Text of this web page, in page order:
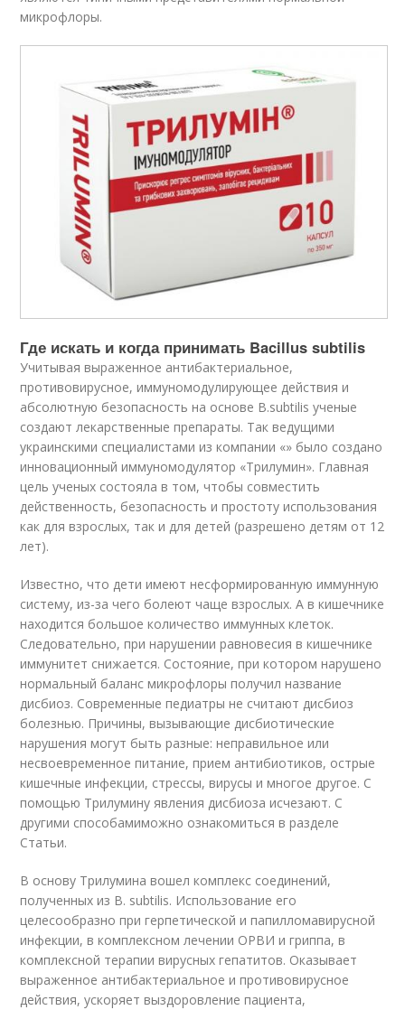
микрофлоры.
Где искать и когда принимать Bacillus subtilis
Учитывая выраженное антибактериальное,
противовирусное, иммуномодулирующее действия и
абсолютную безопасность на основе B.subtilis ученые
создают лекарственные препараты. Так ведущими
украинскими специалистами из компании «» было создано
инновационный иммуномодулятор «Трилумин». Главная
цель ученых состояла в том, чтобы совместить
действенность, безопасность и простоту использования
как для взрослых, так и для детей (разрешено детям от 12
лет).
Известно, что дети имеют несформированную иммунную
систему, из-за чего болеют чаще взрослых. А в кишечнике
находится большое количество иммунных клеток.
Следовательно, при нарушении равновесия в кишечнике
иммунитет снижается. Состояние, при котором нарушено
нормальный баланс микрофлоры получил название
дисбиоз. Современные педиатры не считают дисбиоз
болезнью. Причины, вызывающие дисбиотические
нарушения могут быть разные: неправильное или
несвоевременное питание, прием антибиотиков, острые
кишечные инфекции, стрессы, вирусы и многое другое. С
помощью Трилумину явления дисбиоза исчезают. С
другими способамиможно ознакомиться в разделе
Статьи.
В основу Трилумина вошел комплекс соединений,
полученных из B. subtilis. Использование его
целесообразно при герпетической и папилломавирусной
инфекции, в комплексном лечении ОРВИ и гриппа, в
комплексной терапии вирусных гепатитов. Оказывает
выраженное антибактериальное и противовирусное
действия, ускоряет выздоровление пациента,